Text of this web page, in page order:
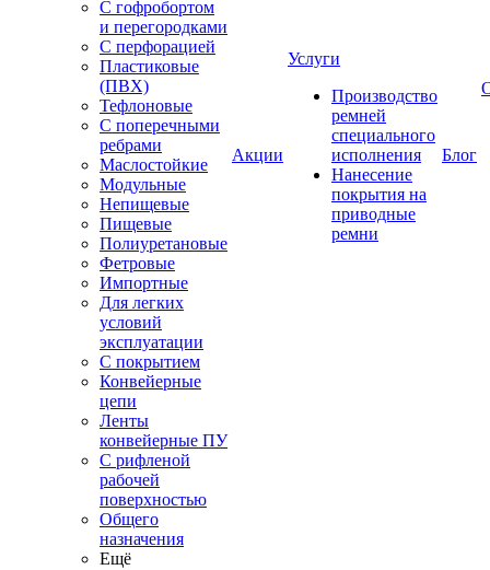
С гофробортом
и перегородками
С перфорацией
Пластиковые
(ПВХ)
Тефлоновые
С поперечными
ребрами
Маслостойкие
Модульные
Непищевые
Пищевые
Полиуретановые
Фетровые
Импортные
Для легких
условий
эксплуатации
С покрытием
Конвейерные
цепи
Ленты
конвейерные ПУ
С рифленой
рабочей
поверхностью
Общего
назначения
Ещё
Акции
Услуги
Производство
ремней
специального
исполнения
Нанесение
покрытия на
приводные
ремни
Блог